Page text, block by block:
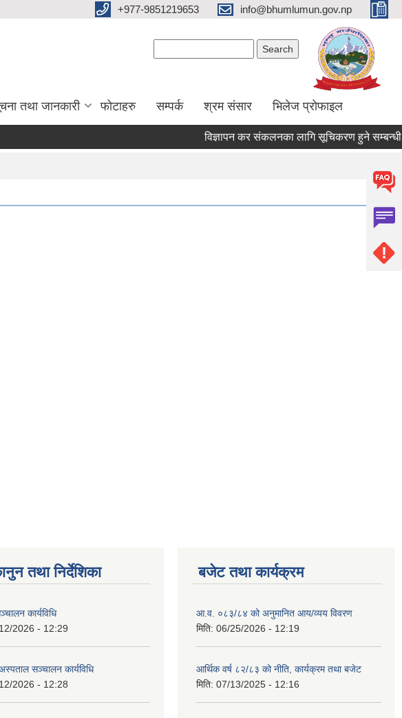
+977-9851219653 info@bhumlumun.gov.np
तथा जानकारी फोटाहरु सम्पर्क श्रम संसार भिलेज प्रोफाइल
विज्ञापन कर संकलनका लागि सूचिकरण हुने सम्बन्धी
तथा निर्देशिका
कार्यविधि
2026 - 12:29
सञ्चालन कार्यविधि
2026 - 12:28
बजेट तथा कार्यक्रम
आ.व. ०८३/८४ को अनुमानित आय/व्यय विवरण
मिति: 06/25/2026 - 12:19
आर्थिक वर्ष ८२/८३ को नीति, कार्यक्रम तथा बजेट
मिति: 07/13/2025 - 12:16